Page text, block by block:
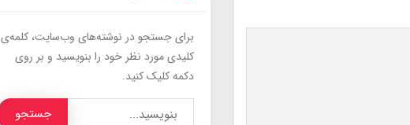
برای جستجو در نوشته‌های وب‌سایت، کلمه‌ی
کلیدی مورد نظر خود را بنویسید و بر روی
دکمه کلیک کنید.
جستجو